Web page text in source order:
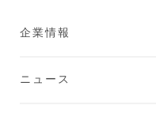
企業情報
ニュース